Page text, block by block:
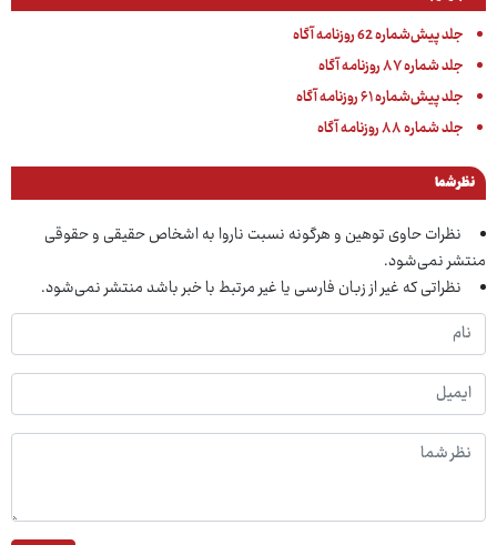
جلد پیش‌شماره 62 روزنامه آگاه
جلد شماره ۸۷ روزنامه آگاه
جلد پیش‌شماره ۶۱ روزنامه آگاه
جلد شماره ۸۸ روزنامه آگاه
نظر شما
نظرات حاوی توهین و هرگونه نسبت ناروا به اشخاص حقیقی و حقوقی
منتشر نمی‌شود.
نظراتی که غیر از زبان فارسی یا غیر مرتبط با خبر باشد منتشر نمی‌شود.